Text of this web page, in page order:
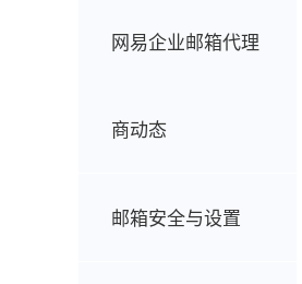
网易企业邮箱代理
商动态
邮箱安全与设置